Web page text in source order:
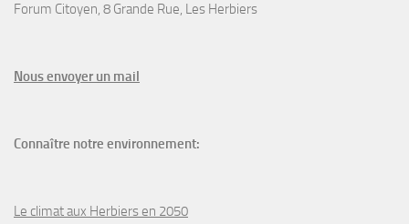
Forum Citoyen, 8 Grande Rue, Les Herbiers
Nous envoyer un mail
Connaître notre environnement:
Le climat aux Herbiers en 2050